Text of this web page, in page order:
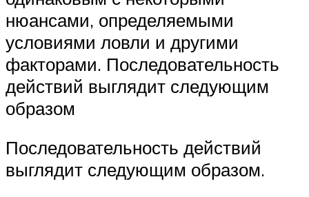
нюансами, определяемыми
условиями ловли и другими
факторами. Последовательность
действий выглядит следующим
образом
Последовательность действий
выглядит следующим образом.